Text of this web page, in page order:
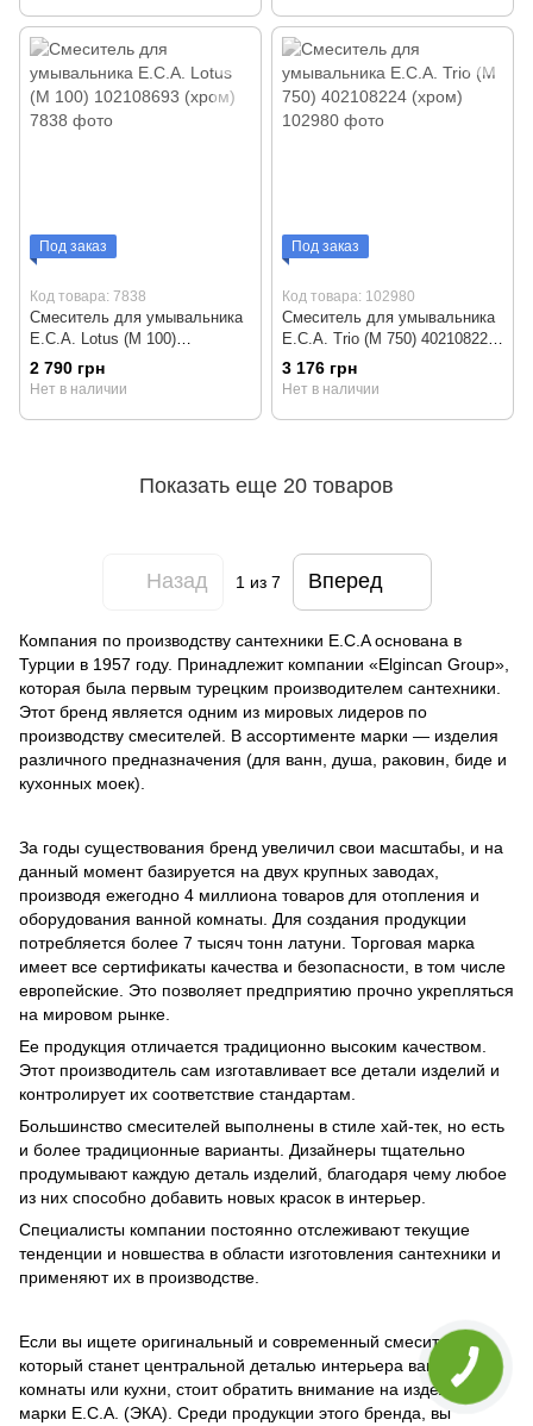
Под заказ
Код товара: 7838
Смеситель для умывальника
E.C.A. Lotus (M 100)
102108693 (хром)
2 790 грн
Нет в наличии
Под заказ
Код товара: 102980
Смеситель для умывальника
E.C.A. Trio (М 750) 402108224
(хром)
3 176 грн
Нет в наличии
Показать еще 20 товаров
Назад 1 из 7 Вперед
Компания по производству сантехники E.C.A основана в
Турции в 1957 году. Принадлежит компании «Elgincan Group»,
которая была первым турецким производителем сантехники.
Этот бренд является одним из мировых лидеров по
производству смесителей. В ассортименте марки — изделия
различного предназначения (для ванн, душа, раковин, биде и
кухонных моек).
За годы существования бренд увеличил свои масштабы, и на
данный момент базируется на двух крупных заводах,
производя ежегодно 4 миллиона товаров для отопления и
оборудования ванной комнаты. Для создания продукции
потребляется более 7 тысяч тонн латуни. Торговая марка
имеет все сертификаты качества и безопасности, в том числе
европейские. Это позволяет предприятию прочно укрепляться
на мировом рынке.
Ее продукция отличается традиционно высоким качеством.
Этот производитель сам изготавливает все детали изделий и
контролирует их соответствие стандартам.
Большинство смесителей выполнены в стиле хай-тек, но есть
и более традиционные варианты. Дизайнеры тщательно
продумывают каждую деталь изделий, благодаря чему любое
из них способно добавить новых красок в интерьер.
Специалисты компании постоянно отслеживают текущие
тенденции и новшества в области изготовления сантехники и
применяют их в производстве.
Если вы ищете оригинальный и современный смеситель,
который станет центральной деталью интерьера ванной
комнаты или кухни, стоит обратить внимание на изделия
марки E.C.A. (ЭКА). Среди продукции этого бренда, вы